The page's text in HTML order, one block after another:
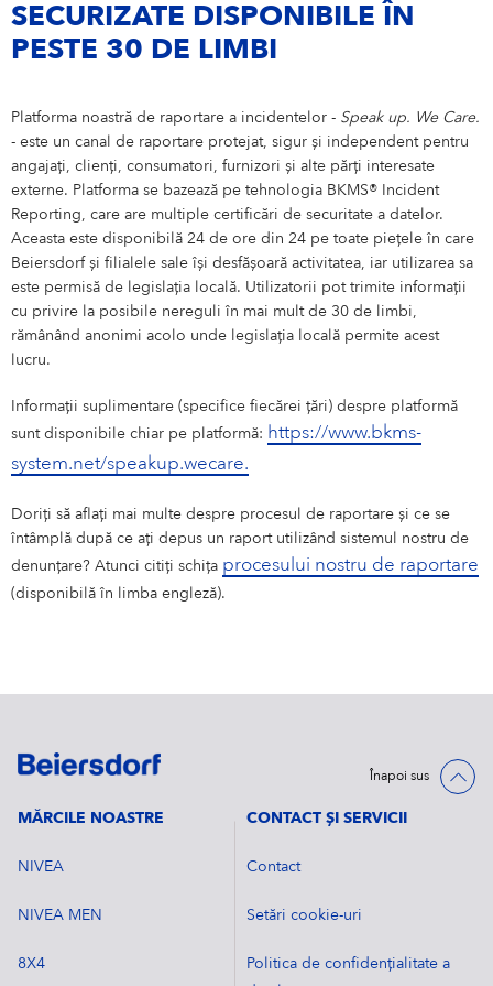
SECURIZATE DISPONIBILE ÎN
PESTE 30 DE LIMBI
Platforma noastră de raportare a incidentelor - Speak up. We Care.
- este un canal de raportare protejat, sigur și independent pentru
angajați, clienți, consumatori, furnizori și alte părți interesate
externe. Platforma se bazează pe tehnologia BKMS® Incident
Reporting, care are multiple certificări de securitate a datelor.
Aceasta este disponibilă 24 de ore din 24 pe toate piețele în care
Beiersdorf și filialele sale își desfășoară activitatea, iar utilizarea sa
este permisă de legislația locală. Utilizatorii pot trimite informații
cu privire la posibile nereguli în mai mult de 30 de limbi,
rămânând anonimi acolo unde legislația locală permite acest
lucru.
Informații suplimentare (specifice fiecărei țări) despre platformă
sunt disponibile chiar pe platformă: https://www.bkms-
system.net/speakup.wecare.
Doriți să aflați mai multe despre procesul de raportare și ce se
întâmplă după ce ați depus un raport utilizând sistemul nostru de
denunțare? Atunci citiți schița procesului nostru de raportare
(disponibilă în limba engleză).
Înapoi sus
MĂRCILE NOASTRE
NIVEA
NIVEA MEN
8X4
CONTACT ŞI SERVICII
Contact
Setări cookie-uri
Politica de confidențialitate a